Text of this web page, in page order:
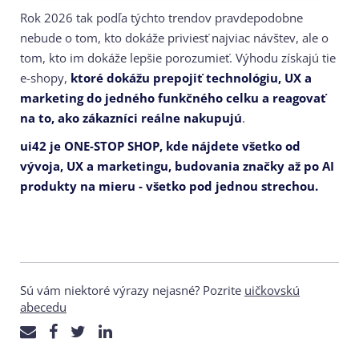
Rok 2026 tak podľa týchto trendov pravdepodobne
nebude o tom, kto dokáže priviesť najviac návštev, ale o
tom, kto im dokáže lepšie porozumieť. Výhodu získajú tie
e-shopy, ktoré dokážu prepojiť technológiu, UX a
marketing do jedného funkčného celku a reagovať
na to, ako zákazníci reálne nakupujú.
ui42 je ONE-STOP SHOP, kde nájdete všetko od
vývoja, UX a marketingu, budovania značky až po AI
produkty na mieru - všetko pod jednou strechou.
Sú vám niektoré výrazy nejasné? Pozrite uičkovskú
abecedu